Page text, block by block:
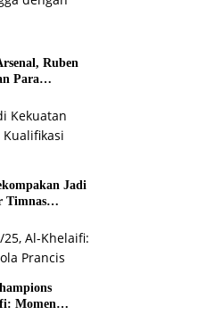
Ruben
Para
Jadi
Timnas
Momen